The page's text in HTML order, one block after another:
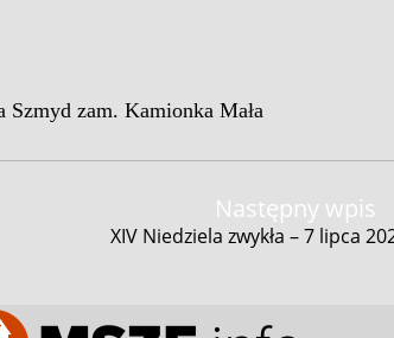
zam. Kamionka Mała
Następny wpis
XIV Niedziela zwykła – 7 lipca